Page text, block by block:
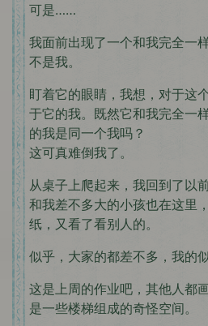
可是……
我面前出现了一个和我完全一
不是我。
盯着它的眼睛，我想，对于这
于它的我。既然它和我完全一
的我是同一个我吗？
这可真难倒我了。
从桌子上爬起来，我回到了以
和我差不多大的小孩也在这里
纸，又看了看别人的。
似乎，大家的都差不多，我的
这是上周的作业吧，其他人都
是一些楼梯组成的奇怪空间。